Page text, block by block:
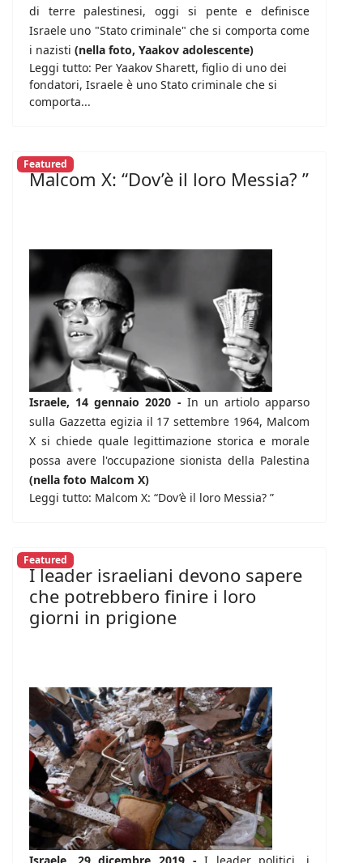
di terre palestinesi, oggi si pente e definisce
Israele uno "Stato criminale" che si comporta come
i nazisti (nella foto, Yaakov adolescente)
Leggi tutto: Per Yaakov Sharett, figlio di uno dei
fondatori, Israele è uno Stato criminale che si
comporta...
Featured
Malcom X: “Dov’è il loro Messia? ”
Israele, 14 gennaio 2020 - In un artiolo apparso
sulla Gazzetta egizia il 17 settembre 1964, Malcom
X si chiede quale legittimazione storica e morale
possa avere l'occupazione sionista della Palestina
(nella foto Malcom X)
Leggi tutto: Malcom X: “Dov’è il loro Messia? ”
Featured
I leader israeliani devono sapere
che potrebbero finire i loro
giorni in prigione